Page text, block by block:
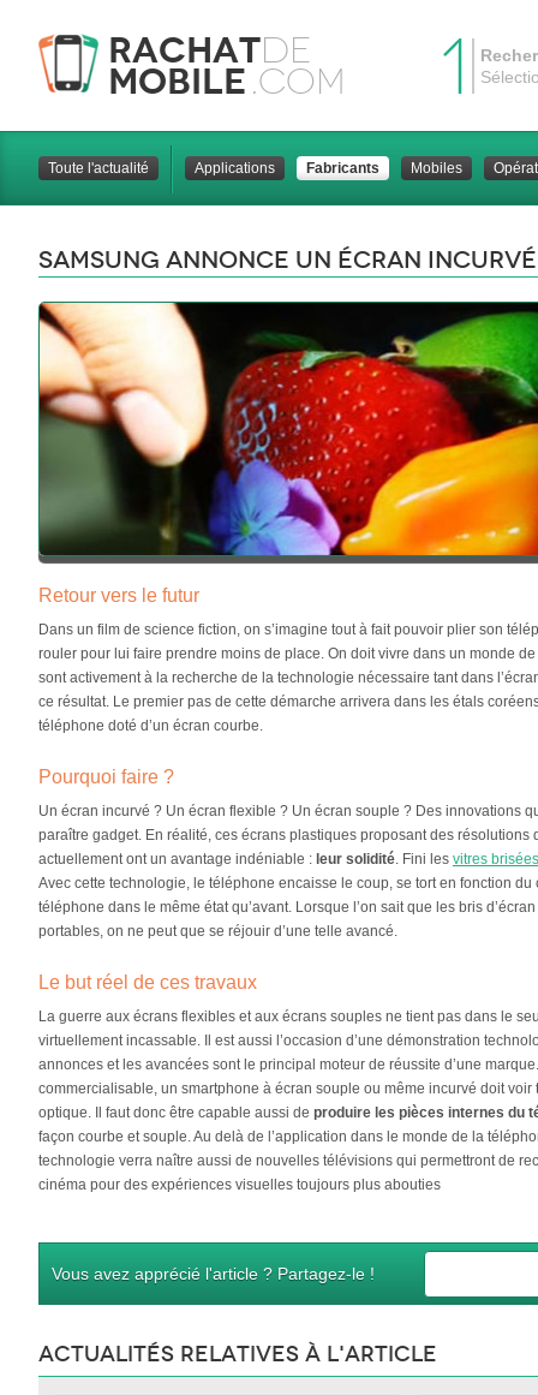
Rachatde
Mobile .com 1
Toute l'actualité Applications Fabricants Mobiles
Samsung annonce un écran
Retour vers le futur
Dans un film de science fiction, on s’imagine tout à fait pouvoir plier son
rouler pour lui faire prendre moins de place. On doit vivre dans un monde
sont activement à la recherche de la technologie nécessaire tant dans
ce résultat. Le premier pas de cette démarche arrivera dans les étals
téléphone doté d’un écran courbe.
Pourquoi faire ?
Un écran incurvé ? Un écran flexible ? Un écran souple ? Des innovations
paraître gadget. En réalité, ces écrans plastiques proposant des résolutions
actuellement ont un avantage indéniable : leur solidité. Fini les vitres brisées
Avec cette technologie, le téléphone encaisse le coup, se tort en fonction du
téléphone dans le même état qu’avant. Lorsque l’on sait que les bris
portables, on ne peut que se réjouir d’une telle avancé.
Le but réel de ces travaux
La guerre aux écrans flexibles et aux écrans souples ne tient pas dans le
virtuellement incassable. Il est aussi l’occasion d’une démonstration
annonces et les avancées sont le principal moteur de réussite d’une
commercialisable, un smartphone à écran souple ou même incurvé doit voir
optique. Il faut donc être capable aussi de produire les pièces internes du
façon courbe et souple. Au delà de l’application dans le monde de la
technologie verra naître aussi de nouvelles télévisions qui permettront de
cinéma pour des expériences visuelles toujours plus abouties
Vous avez apprécié l'article ? Partagez-le !
Actualités relatives à l'article